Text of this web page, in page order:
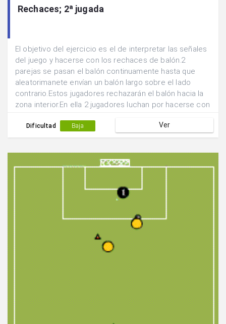
Rechaces; 2ª jugada
El objetivo del ejercicio es el de interpretar las señales
del juego y hacerse con los rechaces de balón.2
parejas se pasan el balón continuamente hasta que
aleatorimanete envían un balón largo sobre el lado
contrario.Estos jugadores rechazarán el balón hacia la
zona interior.En ella 2 jugadores luchan por hacerse con
de donde se inició el desplazamiento.
Dificultad Baja Ver